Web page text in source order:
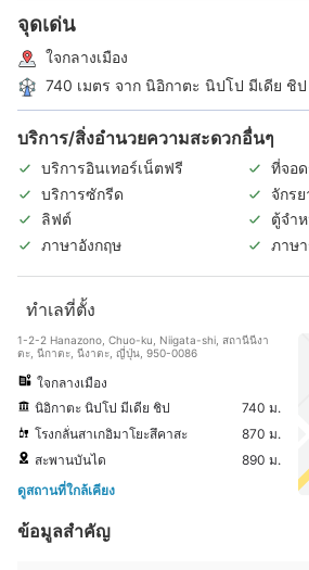
จุดเด่น
ใจกลางเมือง
740 เมตร จาก นิอิกาตะ นิปโป มีเดีย ชิป
บริการ/สิ่งอำนวยความสะดวกอื่นๆ
บริการอินเทอร์เน็ตฟรี
ที่จอ
บริการซักรีด
จักร
ลิฟต์
ตู้จำ
ภาษาอังกฤษ
ภาษ
ทำเลที่ตั้ง
1-2-2 Hanazono, Chuo-ku, Niigata-shi, สถานีนีงา
ตะ, นีกาตะ, นีงาตะ, ญี่ปุ่น, 950-0086
ใจกลางเมือง
นิอิกาตะ นิปโป มีเดีย ชิป
740 ม.
โรงกลั่นสาเกอิมาโยะสึคาสะ
870 ม.
สะพานบันได
890 ม.
ดูสถานที่ใกล้เคียง
ข้อมูลสำคัญ